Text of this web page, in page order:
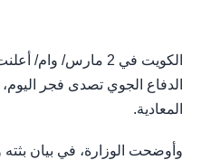
الكويت في 2 مارس/
الدفاع الجوي تصدى فجر
المعادية.
وأوضحت الوزارة، في بيان بثته